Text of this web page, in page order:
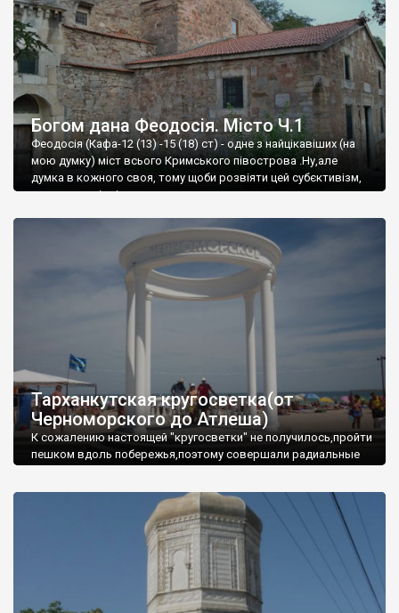
Богом дана Феодосія. Місто Ч.1
Феодосія (Кафа-12 (13) -15 (18) ст) - одне з найцікавіших (на
мою думку) міст всього Кримського півострова .Ну,але
думка в кожного своя, тому щоби розвіяти цей субєктивізм,
запрошую відвідати це
Тарханкутская кругосветка(от
Черноморского до Атлеша)
К сожалению настоящей "кругосветки" не получилось,пройти
пешком вдоль побережья,поэтому совершали радиальные